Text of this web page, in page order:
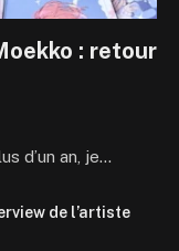
: retour
d’un an, je…
de l’artiste